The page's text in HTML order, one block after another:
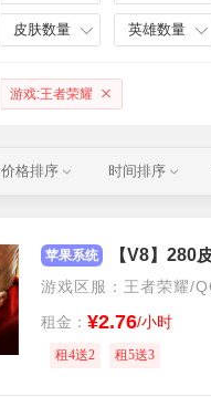
皮肤数量 英雄数量
游戏:王者荣耀
价格排序 时间排序
苹果系统 【V8】
游戏区服：王者荣耀/
租金： ¥2.76/小时
租4送2 租5送3